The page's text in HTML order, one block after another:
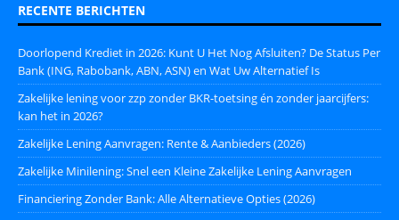
RECENTE BERICHTEN
Doorlopend Krediet in 2026: Kunt U Het Nog Afsluiten? De Status Per
Bank (ING, Rabobank, ABN, ASN) en Wat Uw Alternatief Is
Zakelijke lening voor zzp zonder BKR-toetsing én zonder jaarcijfers:
kan het in 2026?
Zakelijke Lening Aanvragen: Rente & Aanbieders (2026)
Zakelijke Minilening: Snel een Kleine Zakelijke Lening Aanvragen
Financiering Zonder Bank: Alle Alternatieve Opties (2026)